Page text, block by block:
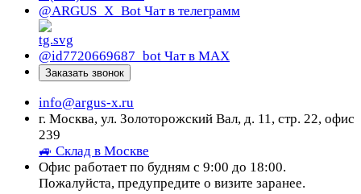
@ARGUS_X_Bot Чат в телеграмм
@id7720669687_bot Чат в МАХ
Заказать звонок
info@argus-x.ru
г. Москва, ул. Золоторожский Вал, д. 11, стр. 22, офис
239
🚙 Склад в Москве
Офис работает по будням с 9:00 до 18:00.
Пожалуйста, предупредите о визите заранее.